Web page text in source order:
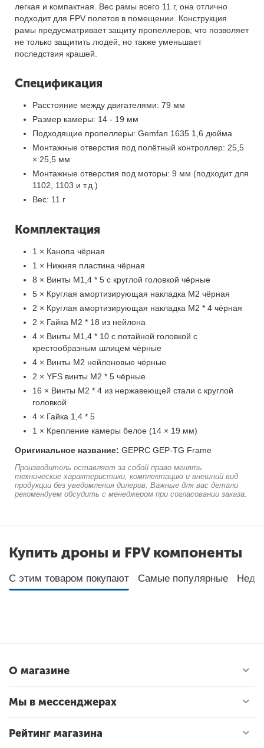
легкая и компактная. Вес рамы всего 11 г, она отлично
подходит для FPV полетов в помещении. Конструкция
рамы предусматривает защиту пропеллеров, что позволяет
не только защитить людей, но также уменьшает
последствия крашей.
Спецификация
Расстояние между двигателями: 79 мм
Размер камеры: 14 - 19 мм
Подходящие пропеллеры: Gemfan 1635 1,6 дюйма
Монтажные отверстия под полётный контроллер: 25,5
× 25,5 мм
Монтажные отверстия под моторы: 9 мм (подходит для
1102, 1103 и т.д.)
Вес: 11 г
Комплектация
1 × Канопа чёрная
1 × Нижняя пластина чёрная
8 × Винты M1,4 * 5 с круглой головкой чёрные
5 × Круглая амортизирующая накладка M2 чёрная
2 × Круглая амортизирующая накладка M2 * 4 чёрная
2 × Гайка M2 * 18 из нейлона
4 × Винты M1,4 * 10 с потайной головкой с
крестообразным шлицем чёрные
4 × Винты M2 нейлоновые чёрные
2 × YFS винты M2 * 5 чёрные
16 × Винты M2 * 4 из нержавеющей стали с круглой
головкой
4 × Гайка 1,4 * 5
1 × Крепление камеры белое (14 × 19 мм)
Оригинальное название: GEPRC GEP-TG Frame
Производитель оставляет за собой право менять
технические характеристики, комплектацию и внешний вид
продукции без уведомления дилеров. Важные для вас детали
рекомендуем обсудить с менеджером при согласовании заказа.
Купить дроны и FPV компоненты
С этим товаром покупают Самые популярные
О магазине
Мы в мессенджерах
Рейтинг магазина